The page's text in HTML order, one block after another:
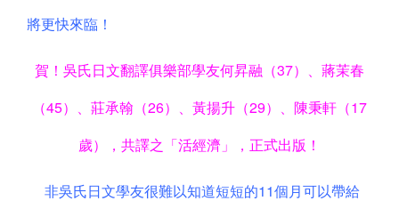
將更快來臨！
賀！吳氏日文翻譯俱樂部學友何昇融（37）、蔣茉春
（45）、莊承翰（26）、黃揚升（29）、陳秉軒（17
歲），共譯之「活經濟」，正式出版！
非吳氏日文學友很難以知道短短的11個月可以帶給